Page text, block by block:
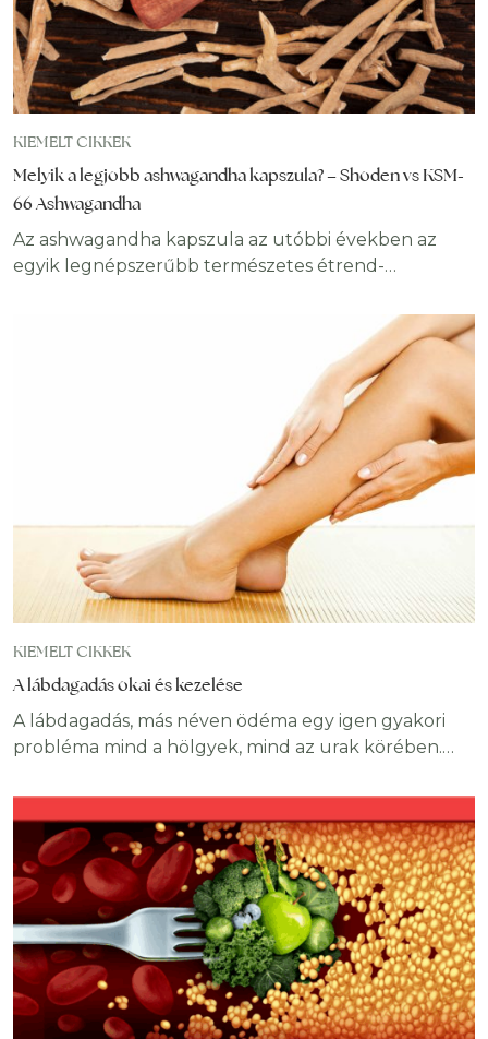
KIEMELT CIKKEK
Melyik a legjobb ashwagandha kapszula? – Shoden vs KSM-
66 Ashwagandha
Az ashwagandha kapszula az utóbbi években az
egyik legnépszerűbb természetes étrend-
stresszcsökkentést, jobb alvást vagy hormonális
támogatást keresnek. Az ashwagandha többek
között segíthet a stressz és a kortizol
csökkentésében, a szorongás enyhítésében,
valamint a fizikai teljesítmény támogatásában. De ez
nem minden, hiszen nem csak egy fajtája létezik. A
KIEMELT CIKKEK
A lábdagadás okai és kezelése
A lábdagadás, más néven ödéma egy igen gyakori
probléma mind a hölgyek, mind az urak körében.
szöveteiben, elsősorban a lábakban, valamint a boka
területén. Más kérdés, hogy ez minek a
következménye, miért dagad be a lábunk és mit
tehetünk ellene. Ebben a cikkünkben a lábdagadás
okait